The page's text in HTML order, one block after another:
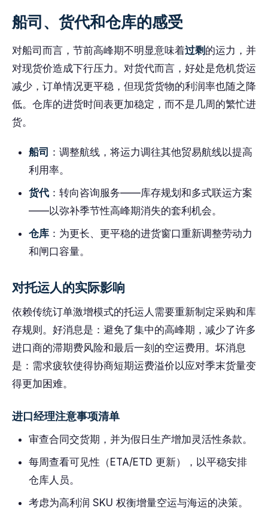
船司、货代和仓库的感受
对船司而言，节前高峰期不明显意味着过剩 的运力，并
对现货价造成下行压力。对货代而言，好处是危机货运
减少，订单情况更平稳，但现货货物的利润率也随之降
低。仓库的进货时间表更加稳定，而不是几周的繁忙进
货。
船司 ：调整航线，将运力调往其他贸易航线以提高
利用率。
货代 ：转向咨询服务——库存规划和多式联运方案
——以弥补季节性高峰期消失的套利机会。
仓库 ：为更长、更平稳的进货窗口重新调整劳动力
和闸口容量。
对托运人的实际影响
依赖传统订单激增模式的托运人需要重新制定采购和库
存规则。好消息是：避免了集中的高峰期，减少了许多
进口商的滞期费风险和最后一刻的空运费用。坏消息
是：需求疲软使得协商短期运费溢价以应对季末货量变
得更加困难。
进口经理注意事项清单
审查合同交货期，并为假日生产增加灵活性条款。
每周查看可见性（ETA/ETD 更新），以平稳安排
仓库人员。
考虑为高利润 SKU 权衡增量空运与海运的决策。